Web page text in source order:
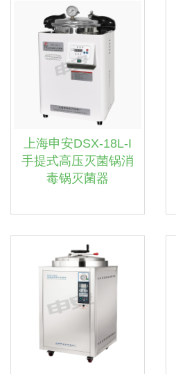
上海申安DSX-18L-I
手提式高压灭菌锅消
毒锅灭菌器